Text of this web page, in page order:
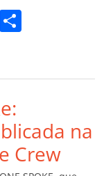
C
p
til
h
na
Crew